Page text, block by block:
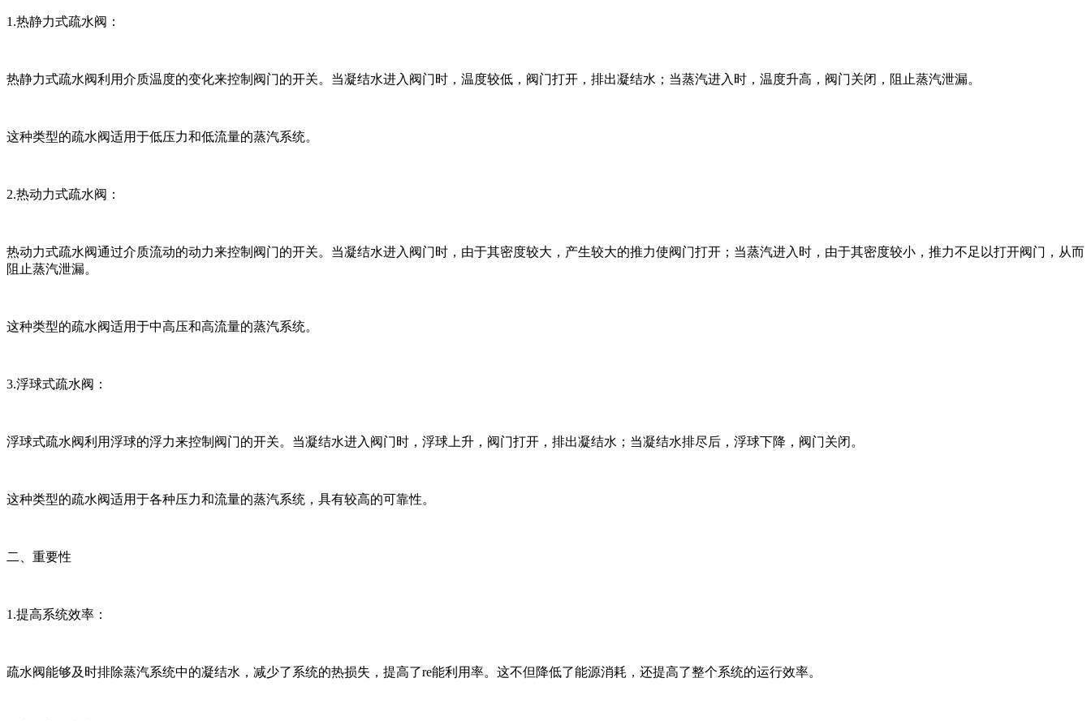
1.热静力式疏水阀：
热静力式疏水阀利用介质温度的变化来控制阀门的开关。当凝结水进入阀门时，温度较低，阀门打开，排出凝结水；当蒸汽进入时，温度升高，阀门关闭，阻止蒸汽泄漏。
这种类型的疏水阀适用于低压力和低流量的蒸汽系统。
2.热动力式疏水阀：
热动力式疏水阀通过介质流动的动力来控制阀门的开关。当凝结水进入阀门时，由于其密度较大，产生较大的推力使阀门打开；当蒸汽进入时，由于其密度较小，推力不足以打开阀门，从而
阻止蒸汽泄漏。
这种类型的疏水阀适用于中高压和高流量的蒸汽系统。
3.浮球式疏水阀：
浮球式疏水阀利用浮球的浮力来控制阀门的开关。当凝结水进入阀门时，浮球上升，阀门打开，排出凝结水；当凝结水排尽后，浮球下降，阀门关闭。
这种类型的疏水阀适用于各种压力和流量的蒸汽系统，具有较高的可靠性。
二、重要性
1.提高系统效率：
疏水阀能够及时排除蒸汽系统中的凝结水，减少了系统的热损失，提高了re能利用率。这不但降低了能源消耗，还提高了整个系统的运行效率。